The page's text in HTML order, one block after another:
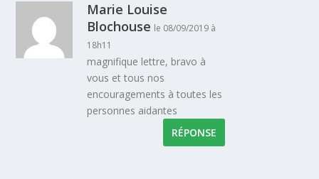
Marie Louise
Blochouse le 08/09/2019 à
18h11
magnifique lettre, bravo à
vous et tous nos
encouragements à toutes les
personnes aidantes
RÉPONSE